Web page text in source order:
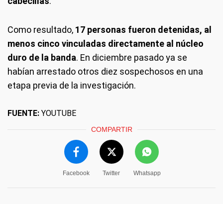
Como resultado, 17 personas fueron detenidas, al
menos cinco vinculadas directamente al núcleo
duro de la banda. En diciembre pasado ya se
habían arrestado otros diez sospechosos en una
etapa previa de la investigación.
FUENTE: YOUTUBE
COMPARTIR
Facebook Twitter Whatsapp